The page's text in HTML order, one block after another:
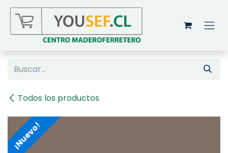
Ir al contenido
Todos los productos
¡Nuevo!